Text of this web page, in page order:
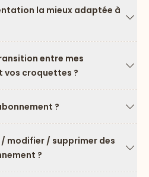
la mieux adaptée à
entre mes
vos croquettes ?
?
modifier / supprimer des
?